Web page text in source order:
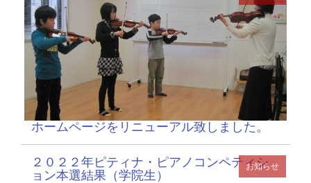
ホームページをリニューアル致しました。
お知らせ
２０２２年ピティナ・ピアノコンペティシ
ョン本選結果（学院生）